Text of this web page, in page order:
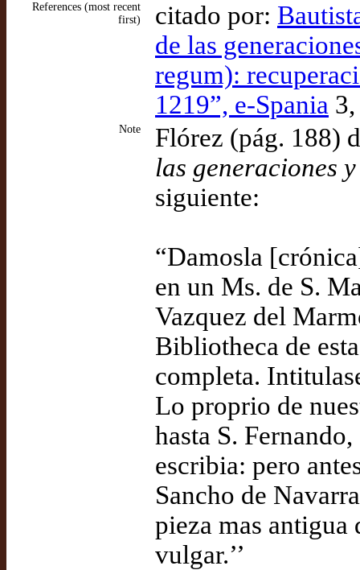
References (most recent
first)
citado por:
de las
regum):
1219”, e-Spania
Note
Flórez (pág. 188)
las generaciones
siguiente:
“Damosla
en un Ms. de S.
Vazquez del
Bibliotheca de
completa.
Lo proprio de
hasta S.
escribia: pero
Sancho de
pieza mas antigua
vulgar.’’